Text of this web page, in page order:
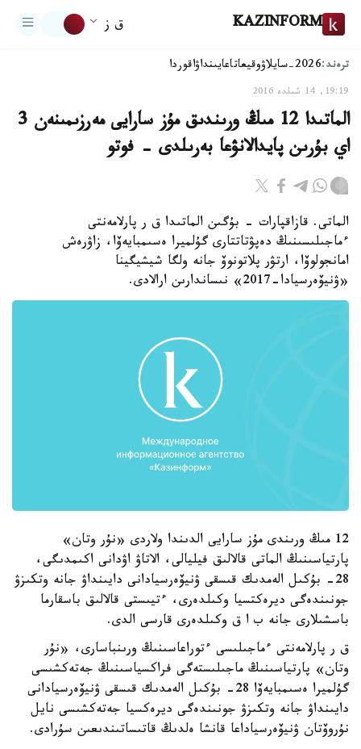
KAZINFORM ق ز
ترەند:2026-سايلاۋ وقيعاتاعايىنداۋاقوردا
19:19, 14 شىلدە 2016
الماتىدا 12 مىڭ ورىندىق مۇز سارايى مەرزىمىنەن 3
اي بۇرىن پايدالانۋعا بەرىلدى - فوتو
الماتى. قازاقپارات - بۇگىن الماتىدا ق ر پارلامەنتى
ءماجىلىسىنىڭ دەپۋتاتتارى گۇلميرا ەسىمبايەۆا، زاۋرەش
امانجولوۆا، ارتۋر پلاتونوۆ جانە ولگا شيشيگينا
«ۋنيۆەرسيادا-2017» نىساندارىن ارالادى.
12 مىڭ ورىندى مۇز سارايى الدىندا ولاردى «نۇر وتان»
پارتياسىنىڭ الماتى قالالىق فيليالى، الاتاۋ اۋدانى اكىمدىگى،
28- بۇكىل الەمدىك قىسقى ۋنيۆەرسيادانى دايىنداۋ جانە وتكىزۋ
جونىندەگى ديرەكتسيا وكىلدەرى، ءتيىستى قالالىق باسقارما
باسشىلارى جانە ب ا ق وكىلدەرى قارسى الدى.
ق ر پارلامەنتى ءماجىلىسى ءتوراعاسىنىڭ ورىنباسارى، «نۇر
وتان» پارتياسىنىڭ ماجىلىستەگى فراكسياسىنىڭ جەتەكشىسى
گۇلميرا ەسىمبايەۆا 28- بۇكىل الەمدىك قىسقى ۋنيۆەرسيادانى
دايىنداۋ جانە وتكىزۋ جونىندەگى ديرەكسيا جەتەكشىسى نايل
نۇروۆتان ۋنيۆەرسياداعا قانشا ەلدىڭ قاتىساتىندىعىن سۇرادى.